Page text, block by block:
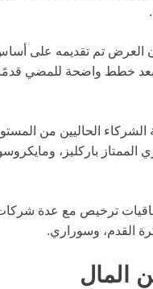
العرض تم تقديمه على
بعد خطط واضحة للمضي
الحاليين من
الممتاز باركليز،
ترخيص مع عدة
القدم، وسوراري.
المال